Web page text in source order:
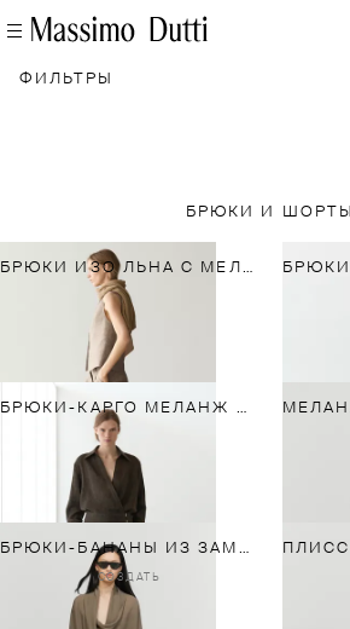
ФИЛЬТРЫ
БРЮКИ И ШОРТЫ
БРЮКИ ИЗО ЛЬНА С МЕЛАНЖЕВЫМ УЗОРОМ И ЗАЩИПАМИ
БРЮКИ-КАРГО МЕЛАНЖ С ЗАЩИПАМИ ИЗ ЛЬНЯНОЙ ТКАНИ
БРЮКИ-БАНАНЫ ИЗ ЗАМШИ
СОЗДАТЬ